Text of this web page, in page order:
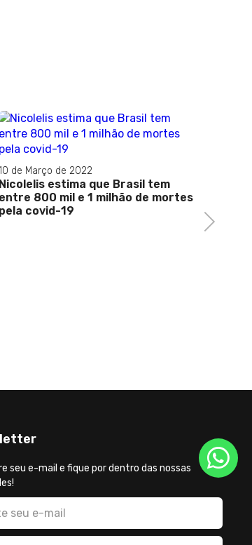
de Março de 2022
Nicolelis estima que Brasil tem
entre 800 mil e 1 milhão de mortes
pela covid-19
da
Next
seu e-mail e fique por dentro das nossas